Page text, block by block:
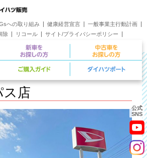
公式
SNS
への取り組み 健康経営宣言
一般事業主行動計画
除 リコール
サイト/プライバシーポリシー
お問い合わせ
店舗のご案内 新車をお探しの方
サービス・メンテナンス ご購入ガイド
ス店